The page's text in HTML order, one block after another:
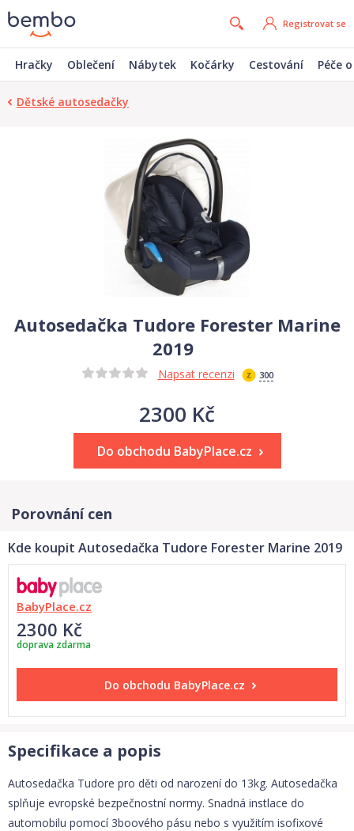
Registrovat se
Hračky Oblečení Nábytek Kočárky Cestování Péče
Dětské autosedačky
Autosedačka Tudore Forester Marine
2019
Napsat recenzi 300
2300 Kč
Do obchodu BabyPlace.cz
Porovnání cen
Kde koupit Autosedačka Tudore Forester Marine 2019
BabyPlace.cz
2300 Kč
doprava zdarma
Do obchodu BabyPlace.cz
Specifikace a popis
Autosedačka Tudore pro děti od narození do 13kg. Autosedačka
splňuje evropské bezpečnostní normy. Snadná instlace do
automobilu pomocí 3boového pásu nebo s využitím isofixové